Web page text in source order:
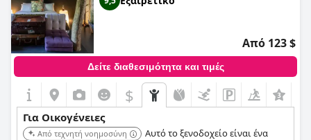
Από 123 $
Δείτε διαθεσιμότητα και τιμές
$
Για Οικογένειες
Από τεχνητή νοημοσύνη
Αυτό το ξενοδοχείο είναι ένα